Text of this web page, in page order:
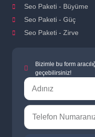
Seo Paketi - Büyüme
Seo Paketi - Güç
Seo Paketi - Zirve
Bizimle bu form
geçebilirsiniz!